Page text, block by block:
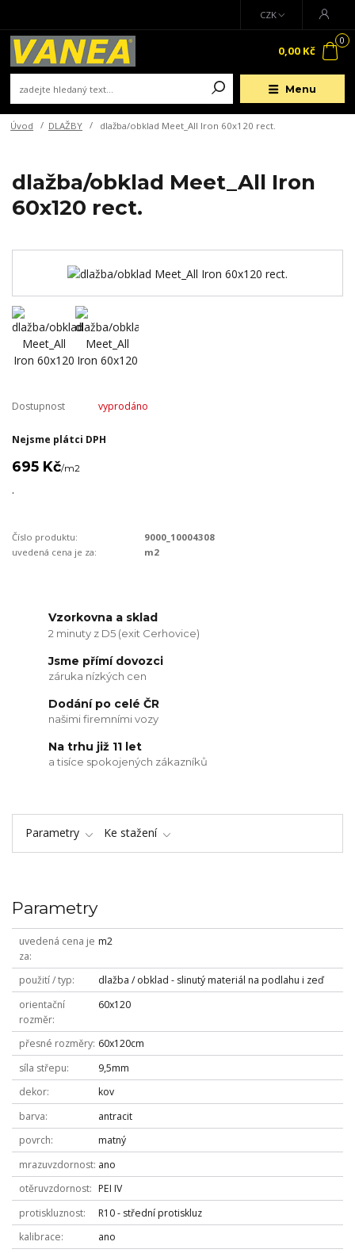
Menu
CZK
0
0,00 Kč
Úvod DLAŽBY dlažba/obklad Meet_All Iron 60x120 rect.
dlažba/obklad Meet_All Iron
60x120 rect.
Dostupnost vyprodáno
Nejsme plátci DPH
695 Kč/m2
.
Číslo produktu:
9000_10004308
uvedená cena je za:
m2
Vzorkovna a sklad
2 minuty z D5 (exit Cerhovice)
Jsme přímí dovozci
záruka nízkých cen
Dodání po celé ČR
našimi firemními vozy
Na trhu již 11 let
a tisíce spokojených zákazníků
Parametry Ke stažení
Parametry
uvedená cena je
za
m2
použití / typ
dlažba / obklad - slinutý materiál na podlahu i zeď
orientační
rozměr
60x120
přesné rozměry 60x120cm
síla střepu
9,5mm
dekor
kov
barva
antracit
povrch
matný
mrazuvzdornost ano
otěruvzdornost
PEI IV
protiskluznost
R10 - střední protiskluz
kalibrace
ano